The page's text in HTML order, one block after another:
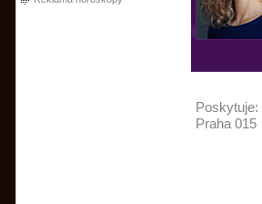
Poskytuje:
Praha 015